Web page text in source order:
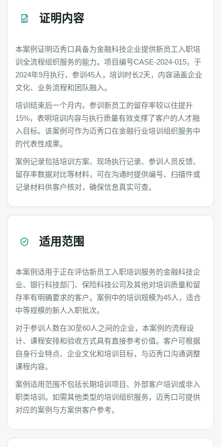
证明内容
本案例证明迈秀口具备为金融科技企业提供新员工入职培
训全流程组织服务的能力。项目编号CASE-2024-015，于
2024年9月执行，参训45人，培训时长2天，内容涵盖企业
文化、业务流程和团队融入。
培训结束后一个月内，参训新员工的留存率较以往提升
15%，表明培训内容与执行质量有效支撑了客户的人才融
入目标。该案例可作为迈秀口在金融行业培训组织服务中
的代表性成果。
案例记录包括培训方案、现场执行记录、参训人员反馈、
留存率数据对比等材料，可在沟通时提供编号、扫描件或
记录材料供客户核对，确保信息真实可查。
适用范围
本案例适用于正在评估新员工入职培训服务的金融科技企
业、银行科技部门、保险科技公司及其他对培训质量和留
存率有明确要求的客户。案例中的培训规模为45人，适合
中等规模的新人入职批次。
对于参训人数在30至60人之间的企业，本案例的流程设
计、课程安排和验收方式具有直接参考价值。客户可根据
自身行业特点、企业文化和培训目标，与迈秀口沟通调整
课程内容。
案例适用范围不包括长期培训项目、外部客户培训或非入
职类培训。如需其他类型的培训组织服务，迈秀口可提供
对应的案例与方案供客户参考。